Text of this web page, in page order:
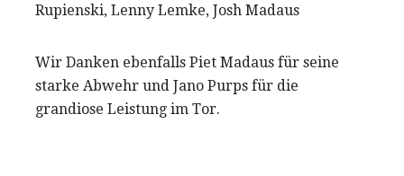
Rupienski, Lenny Lemke, Josh Madaus
Wir Danken ebenfalls Piet Madaus für seine
starke Abwehr und Jano Purps für die
grandiose Leistung im Tor.